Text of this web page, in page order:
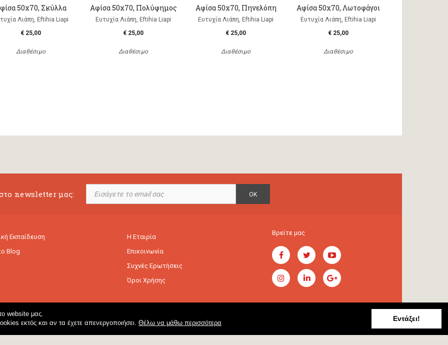
website μας.
εκτός και αν τα έχετε απενεργοποιήσει. Θέλω να μάθω περισσότερα
Εντάξει!
50x70, Σκύλλα
Λιάπη, Eftihia Liapi
€ 25,00
Διαθέσιμο
Αφίσα 50x70, Πολύφημος
Ευτυχία Λιάπη, Eftihia Liapi
€ 25,00
Διαθέσιμο
Αφίσα 50x70, Πηνελόπη
Ευτυχία Λιάπη, Eftihia Liapi
€ 25,00
Διαθέσιμο
Αφίσα 50x70, Λωτοφάγοι
Ευτυχία Λιάπη, Eftihia Liapi
€ 25,00
Διαθέσιμο
newsletter μας: OK
Εκπαίδευση
Blog
Η Εταιρία
Επικοινωνία
Συχνές Ερωτήσεις
Όροι Χρήσης
Βρείτε μας
Handcrafted byRADIAL